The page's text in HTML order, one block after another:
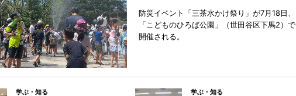
防災イベント「三茶水かけ祭り」が7月18日、
「こどものひろば公園」（世田谷区下馬2）で
開催される。
学ぶ・知る 学ぶ・知る